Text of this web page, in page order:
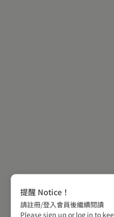
提醒 Notice！
請註冊/登入會員後繼續閱讀
Please sign up or log in to